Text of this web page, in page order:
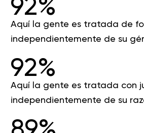
92%
Aquí la gente es tratada de
independientemente de su
92%
Aquí la gente es tratada con
independientemente de su